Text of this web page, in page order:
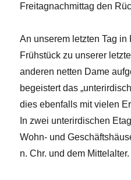
Freitagnachmittag den
An unserem letzten Tag
Frühstück zu unserer
anderen netten Dame
begeistert das
dies ebenfalls mit vielen
In zwei unterirdischen
Wohn- und
n. Chr. und dem Mittelalter.